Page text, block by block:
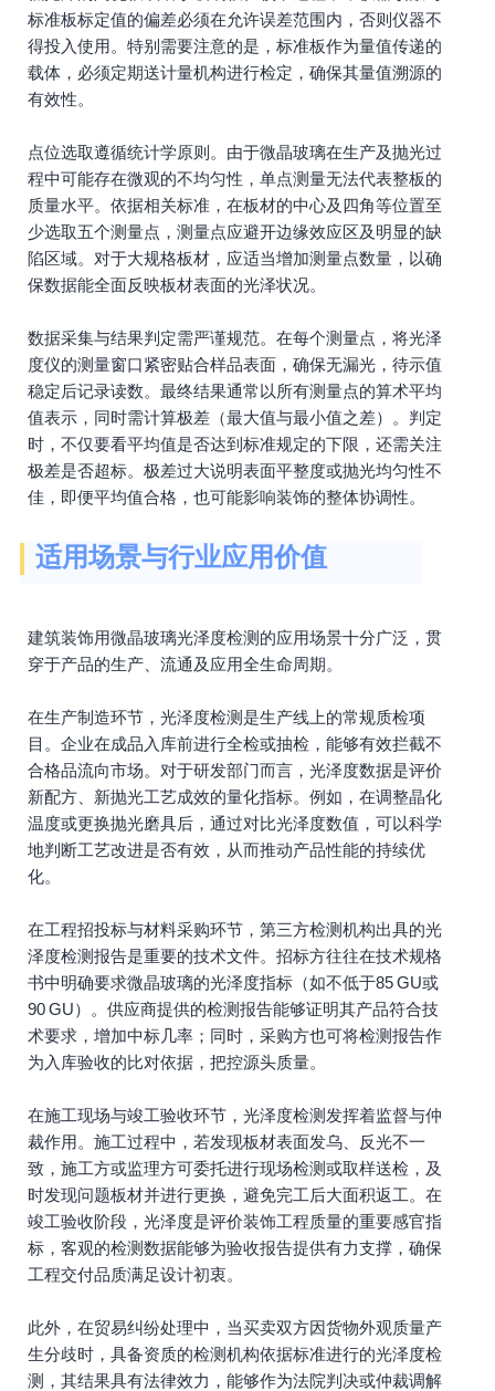
标准板标定值的偏差必须在允许误差范围内，否则仪器不
得投入使用。特别需要注意的是，标准板作为量值传递的
载体，必须定期送计量机构进行检定，确保其量值溯源的
有效性。
点位选取遵循统计学原则。由于微晶玻璃在生产及抛光过
程中可能存在微观的不均匀性，单点测量无法代表整板的
质量水平。依据相关标准，在板材的中心及四角等位置至
少选取五个测量点，测量点应避开边缘效应区及明显的缺
陷区域。对于大规格板材，应适当增加测量点数量，以确
保数据能全面反映板材表面的光泽状况。
数据采集与结果判定需严谨规范。在每个测量点，将光泽
度仪的测量窗口紧密贴合样品表面，确保无漏光，待示值
稳定后记录读数。最终结果通常以所有测量点的算术平均
值表示，同时需计算极差（最大值与最小值之差）。判定
时，不仅要看平均值是否达到标准规定的下限，还需关注
极差是否超标。极差过大说明表面平整度或抛光均匀性不
佳，即便平均值合格，也可能影响装饰的整体协调性。
适用场景与行业应用价值
建筑装饰用微晶玻璃光泽度检测的应用场景十分广泛，贯
穿于产品的生产、流通及应用全生命周期。
在生产制造环节，光泽度检测是生产线上的常规质检项
目。企业在成品入库前进行全检或抽检，能够有效拦截不
合格品流向市场。对于研发部门而言，光泽度数据是评价
新配方、新抛光工艺成效的量化指标。例如，在调整晶化
温度或更换抛光磨具后，通过对比光泽度数值，可以科学
地判断工艺改进是否有效，从而推动产品性能的持续优
化。
在工程招投标与材料采购环节，第三方检测机构出具的光
泽度检测报告是重要的技术文件。招标方往往在技术规格
书中明确要求微晶玻璃的光泽度指标（如不低于85 GU或
90 GU）。供应商提供的检测报告能够证明其产品符合技
术要求，增加中标几率；同时，采购方也可将检测报告作
为入库验收的比对依据，把控源头质量。
在施工现场与竣工验收环节，光泽度检测发挥着监督与仲
裁作用。施工过程中，若发现板材表面发乌、反光不一
致，施工方或监理方可委托进行现场检测或取样送检，及
时发现问题板材并进行更换，避免完工后大面积返工。在
竣工验收阶段，光泽度是评价装饰工程质量的重要感官指
标，客观的检测数据能够为验收报告提供有力支撑，确保
工程交付品质满足设计初衷。
此外，在贸易纠纷处理中，当买卖双方因货物外观质量产
生分歧时，具备资质的检测机构依据标准进行的光泽度检
测，其结果具有法律效力，能够作为法院判决或仲裁调解